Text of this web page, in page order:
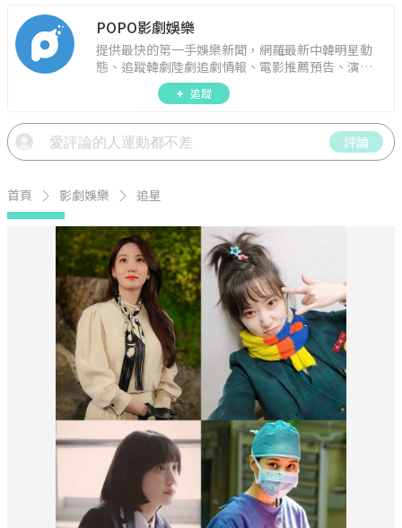
POPO影劇娛樂
提供最快的第一手娛樂新聞，網羅最新中韓明星動
態、追蹤韓劇陸劇追劇情報、電影推薦預告、演藝
圈話題，演唱會見面會最新資訊，讓你追星零時
追蹤
評論
首頁 影劇娛樂 追星